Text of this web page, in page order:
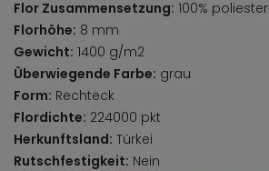
Flor Zusammensetzung: 100% poliester
Florhöhe: 8 mm
Gewicht: 1400 g/m2
Überwiegende Farbe: grau
Form: Rechteck
Flordichte: 224000 pkt
Herkunftsland: Türkei
Rutschfestigkeit: Nein